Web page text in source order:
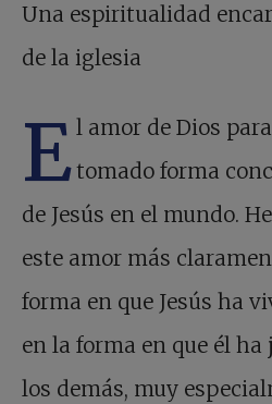
Una espiritualidad
de la iglesia
El amor de Dios
tomado forma
de Jesús en el mundo.
este amor más
forma en que Jesús ha
en la forma en que él
los demás, muy